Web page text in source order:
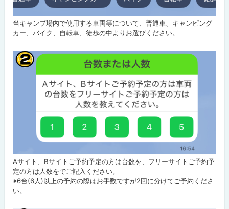
当キャンプ場内で使用する車両等について、普通車、キャンピング
カー、バイク、自転車、徒歩の中よりお選びください。
Aサイト、Bサイトご予約予定の方は台数を、フリーサイトご予約予
定の方は人数をでご記入ください。
※6台(6人)以上の予約の際はお手数ですが2回に分けてご予約くださ
い。